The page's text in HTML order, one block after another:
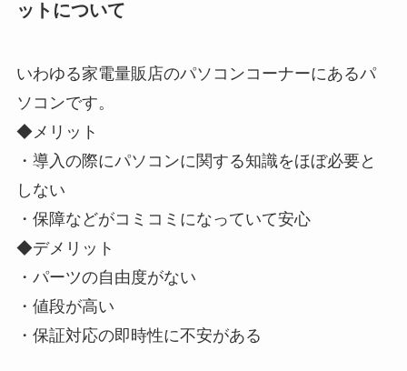
ットについて
いわゆる家電量販店のパソコンコーナーにあるパ
ソコンです。
◆メリット
・導入の際にパソコンに関する知識をほぼ必要と
しない
・保障などがコミコミになっていて安心
◆デメリット
・パーツの自由度がない
・値段が高い
・保証対応の即時性に不安がある